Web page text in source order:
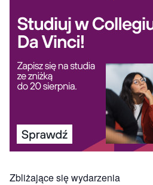
Zbliżające się wydarzenia